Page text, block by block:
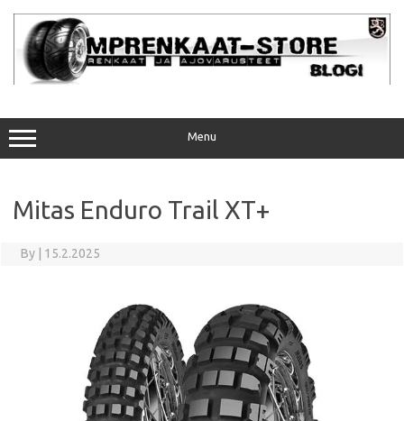
content
Menu
Mitas Enduro Trail XT+
By 15.2.2025